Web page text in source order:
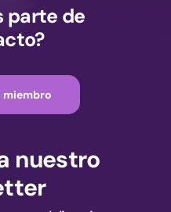
parte de
miembro
nuestro